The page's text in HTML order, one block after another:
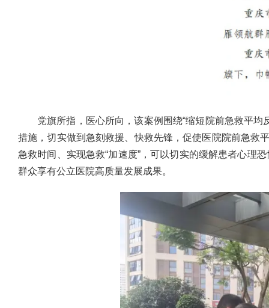
党旗所指，医心所向，该案例围绕“缩短院前急救平
措施，切实做到急刻救援、快救先锋，促使医院院前急救
急救时间、实现急救“加速度”，可以切实的缓解患者心理
群众享有公立医院高质量发展成果。